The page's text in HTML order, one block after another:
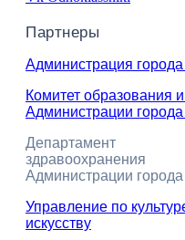
Партнеры
Администрация
Комитет образования
Администрации
Департамент
здравоохранения
Администрации
Управление по
искусству